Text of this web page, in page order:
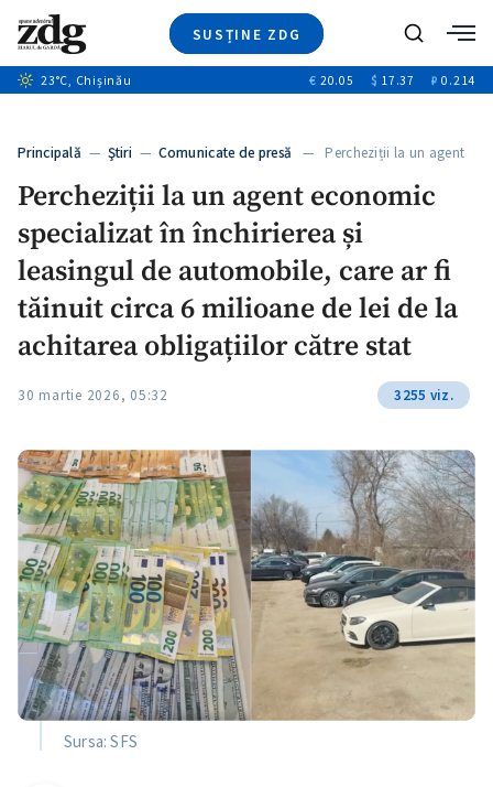
SUSȚINE ZDG
Ştiri
+13
Video
Special
Blog
ZdGust
Caută
23°C, Chișinău € 20.05 $ 17.37 ₽ 0.214
Principală — Ştiri — Comunicate de presă — Percheziții la un agent
Percheziții la un agent economic
specializat în închirierea și
leasingul de automobile, care ar fi
tăinuit circa 6 milioane de lei de la
achitarea obligațiilor către stat
30 martie 2026, 05:32 3255 viz.
Sursa: SFS